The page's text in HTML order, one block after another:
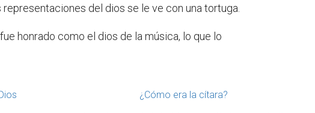
del dios se le ve con una tortuga.
honrado como el dios de la música, lo que lo
¿Cómo era la cítara?